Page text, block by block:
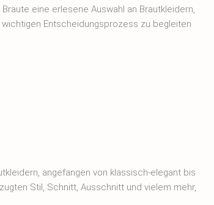
eine erlesene Auswahl an Brautkleidern,
Entscheidungsprozess zu begleiten
angefangen von klassisch-elegant bis
Stil, Schnitt, Ausschnitt und vielem mehr,